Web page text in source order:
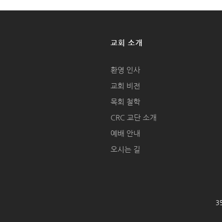
교회 소개
환영 인사
교회 비전
목회 철학
CRC 교단 소개
예배 안내
오시는 길